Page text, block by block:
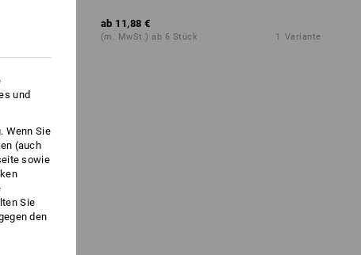
ab 11,88 €
(m. MwSt.) ab 6 Stück 1 Variante
und
Wenn Sie
(auch
sowie
Sie
den